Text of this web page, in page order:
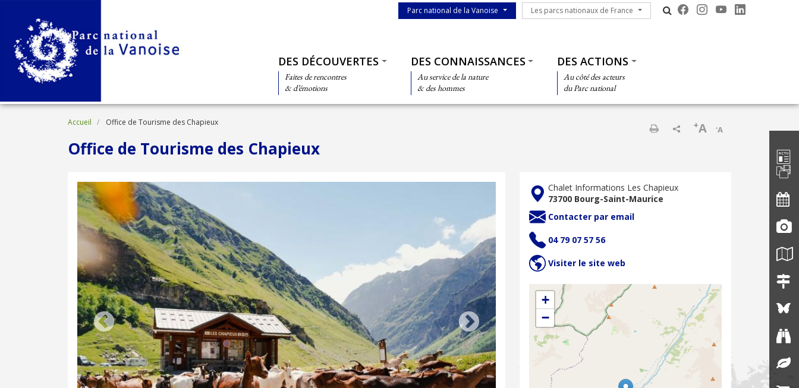
Menu du parc
Parc national de la Vanoise Les parcs nationaux de France
Les parcs nationaux de France
DES DÉCOUVERTES
Faites de rencontres
& d’émotions
DES CONNAISSANCES
Au service de la nature
& des hommes
DES ACTIONS
Au côté des acteurs
du Parc national
Fil d'Ariane
Accueil Office de Tourisme des Chapieux
-A
+A
Office de Tourisme des Chapieux
Chalet Informations Les Chapieux
73700 Bourg-Saint-Maurice
Contacter par email
04 79 07 57 56
Visiter le site web
+
−